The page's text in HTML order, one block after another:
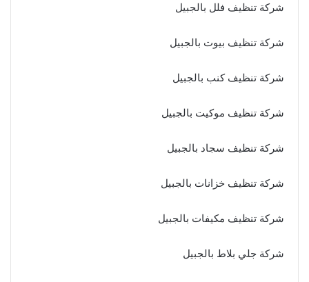
شركة تنظيف فلل بالجبيل
شركة تنظيف بيوت بالجبيل
شركة تنظيف كنب بالجبيل
شركة تنظيف موكيت بالجبيل
شركة تنظيف سجاد بالجبيل
شركة تنظيف خزانات بالجبيل
شركة تنظيف مكيفات بالجبيل
شركة جلي بلاط بالجبيل